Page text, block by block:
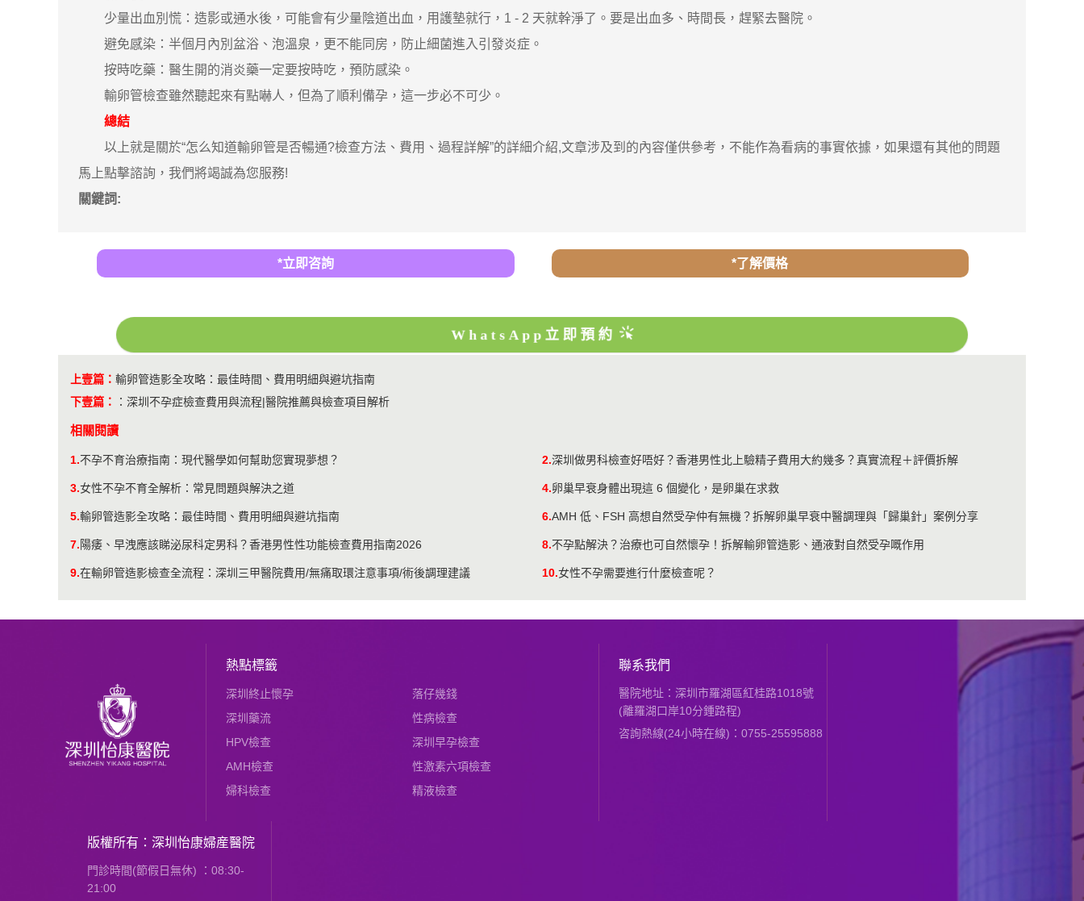
少量出血別慌：造影或通水後，可能會有少量陰道出血，用護墊就行，1 - 2 天就幹淨了。要是出血多、時間長，趕緊去醫院。
避免感染：半個月內別盆浴、泡溫泉，更不能同房，防止細菌進入引發炎症。
按時吃藥：醫生開的消炎藥一定要按時吃，預防感染。
輸卵管檢查雖然聽起來有點嚇人，但為了順利備孕，這一步必不可少。
總結
以上就是關於“怎么知道輸卵管是否暢通?檢查方法、費用、過程詳解”的詳細介紹,文章涉及到的內容僅供參考，不能作為看病的事實依據，如果還有其他的問題
馬上點擊諮詢，我們將竭誠為您服務!
關鍵詞:
*立即咨詢 *了解價格
WhatsApp立即預約
上壹篇： 輸卵管造影全攻略：最佳時間、費用明細與避坑指南
下壹篇：
： 深圳不孕症檢查費用與流程|醫院推薦與檢查項目解析
相關閱讀
1.不孕不育治療指南：現代醫學如何幫助您實現夢想？ 2.深圳做男科檢查好唔好？香港男性北上驗精子費用大約幾多？真實流程＋評價拆解
3.女性不孕不育全解析：常見問題與解決之道 4.卵巢早衰身體出現這 6 個變化，是卵巢在求救
5.輸卵管造影全攻略：最佳時間、費用明細與避坑指南 6.AMH 低、FSH 高想自然受孕仲有無機？拆解卵巢早衰中醫調理與「歸巢針」案例分享
7.陽痿、早洩應該睇泌尿科定男科？香港男性性功能檢查費用指南2026 8.不孕點解決？治療也可自然懷孕！拆解輸卵管造影、通液對自然受孕嘅作用
9.在輸卵管造影檢查全流程：深圳三甲醫院費用/無痛取環注意事項/術後調理建議 10.女性不孕需要進行什麼檢查呢？
熱點標籤
深圳終止懷孕
落仔幾錢
深圳藥流
性病檢查
HPV檢查
深圳早孕檢查
AMH檢查
性激素六項檢查
婦科檢查
精液檢查
聯系我們
醫院地址：深圳市羅湖區紅桂路1018號
(離羅湖口岸10分鍾路程)
咨詢熱線(24小時在線)：0755-25595888
版權所有：深圳怡康婦産醫院
門診時間(節假日無休) ：08:30-
21:00